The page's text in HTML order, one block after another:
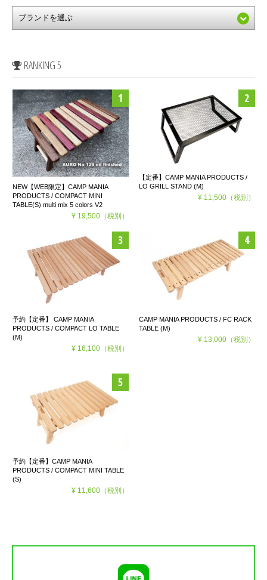
RANKING 5
NEW【WEB限定】CAMP MANIA
PRODUCTS / COMPACT MINI
TABLE(S) multi mix 5 colors V2
¥ 19,500（税別）
【定番】CAMP MANIA PRODUCTS /
LO GRILL STAND (M)
¥ 11,500（税別）
予約【定番】 CAMP MANIA
PRODUCTS / COMPACT LO TABLE
(M)
¥ 16,100（税別）
CAMP MANIA PRODUCTS / FC RACK
TABLE (M)
¥ 13,000（税別）
予約【定番】CAMP MANIA
PRODUCTS / COMPACT MINI TABLE
(S)
¥ 11,600（税別）